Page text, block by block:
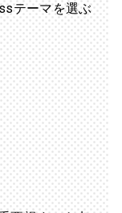
テーマを選ぶ